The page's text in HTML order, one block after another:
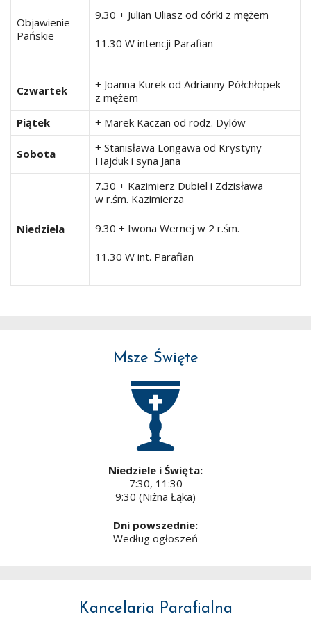
Objawienie
Pańskie
9.30 + Julian Uliasz od córki z mężem
11.30 W intencji Parafian
Czwartek
+ Joanna Kurek od Adrianny Półchłopek
z mężem
Piątek
+ Marek Kaczan od rodz. Dylów
Sobota
+ Stanisława Longawa od Krystyny
Hajduk i syna Jana
Niedziela
7.30 + Kazimierz Dubiel i Zdzisława
w r.śm. Kazimierza
9.30 + Iwona Wernej w 2 r.śm.
11.30 W int. Parafian
Msze Święte
Niedziele i Święta:
7:30, 11:30
9:30 (Niżna Łąka)
Dni powszednie:
Według ogłoszeń
Kancelaria Parafialna